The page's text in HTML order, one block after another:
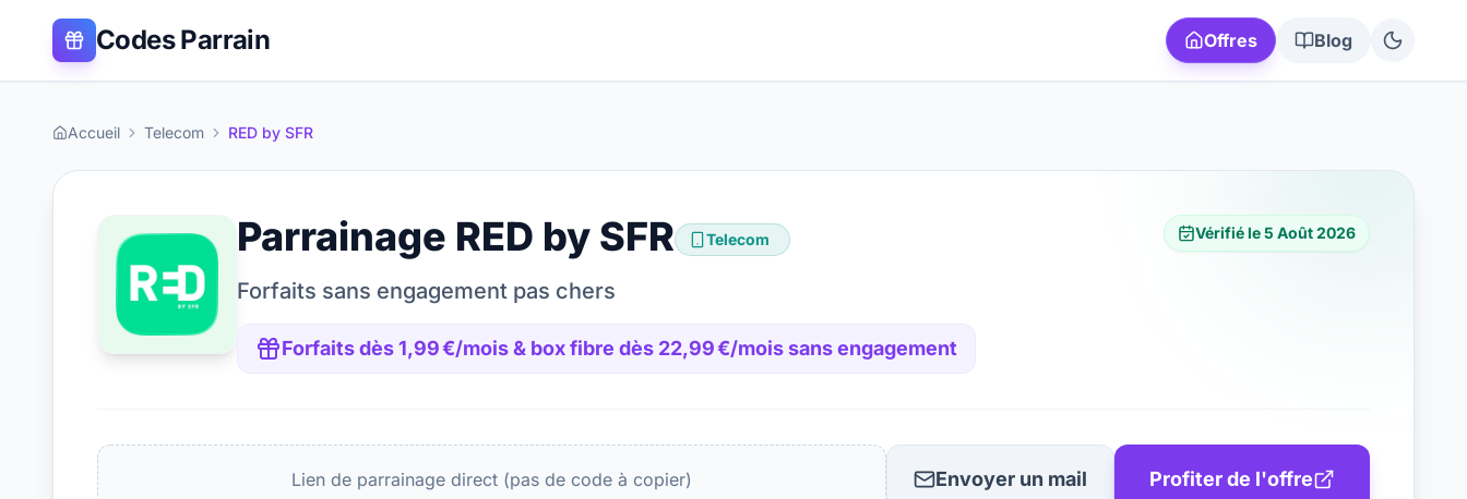
Codes Parrain Offres Blog
Accueil Telecom RED by SFR
Vérifié le5 Août 2026
Parrainage RED by SFR Telecom
Forfaits sans engagement pas chers
Forfaits dès 1,99 €/mois & box fibre dès 22,99 €/mois sans engagement
Lien de parrainage direct (pas de code à copier) Envoyer un mail Profiter de l'offre